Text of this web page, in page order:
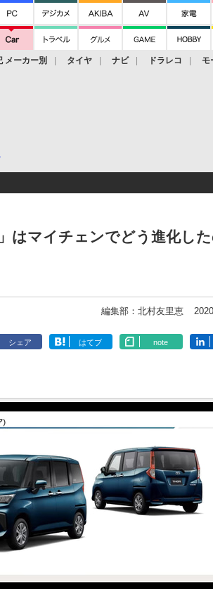
メーカー別 タイヤ ナビ ドラレコ モ
はマイチェンでどう進化し
編集部：北村友里恵
シェア はてブ note